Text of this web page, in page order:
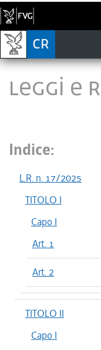
LEGGI E
Indice:
L.R. n. 17/2025
TITOLO I
Capo I
Art. 1
Art. 2
TITOLO II
Capo I